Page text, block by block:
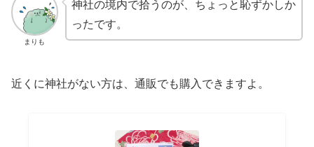
まりも
神社の境内で拾うのが、ちょっと恥ずかしか
ったです。
近くに神社がない方は、通販でも購入できますよ。